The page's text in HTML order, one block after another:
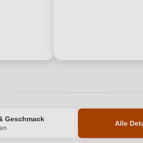
Geschmack
Alle